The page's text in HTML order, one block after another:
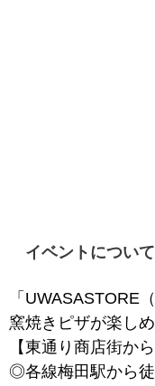
イベントについて
「UWASASTORE
窯焼きピザが楽し
【東通り商店街か
◎各線梅田駅から